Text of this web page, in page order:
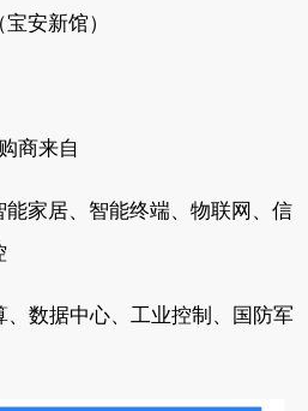
安新馆）
商来自
家居、智能终端、物联网、信
数据中心、工业控制、国防军